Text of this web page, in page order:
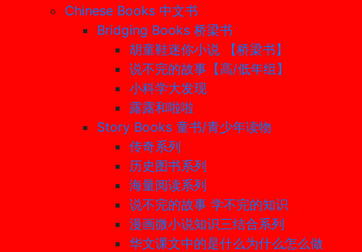
Chinese Books 中文书
Bridging Books 桥梁书
胡童鞋迷你小说 【桥梁书】
说不完的故事【高/低年组】
小科学大发现
露露和啦啦
Story Books 童书/青少年读物
传奇系列
历史图书系列
海量阅读系列
说不完的故事 学不完的知识
漫画微小说知识三结合系列
华文课文中的是什么为什么怎么做